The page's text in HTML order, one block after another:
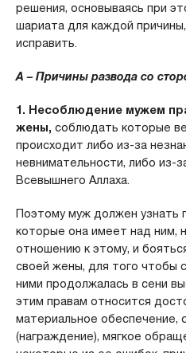
решения, основываясь при
шариата для каждой
исправить.
А – Причины развода со
1. Несоблюдение мужем
жены, соблюдать которые
происходит либо из-за
невнимательности, либо из-
Всевышнего Аллаха.
Поэтому муж должен узнать
которые она имеет над ним,
отношению к этому, и
своей жены, для того чтобы
ними продолжалась в сени
этим правам относится
материальное обеспечение,
(награждение), мягкое